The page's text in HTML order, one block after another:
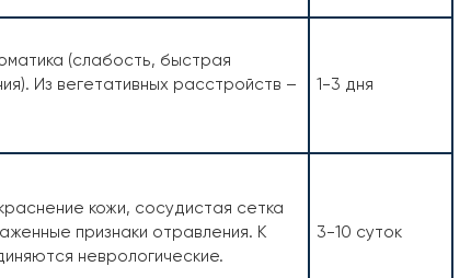
(слабость, быстрая
Из вегетативных расстройств –
1-3 дня
кожи, сосудистая сетка
признаки отравления. К
неврологические.
3-10 суток